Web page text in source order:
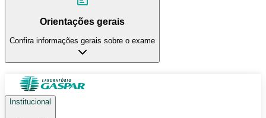
Orientações gerais
Confira informações gerais sobre o exame
Institucional